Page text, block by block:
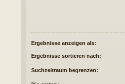
Ergebnisse anzeigen als:
Ergebnisse sortieren nach:
Suchzeitraum begrenzen: